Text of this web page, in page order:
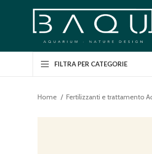
FILTRA PER CATEGORIE
Home Fertilizzanti e trattamento